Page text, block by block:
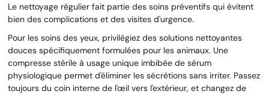
Le nettoyage régulier fait partie des soins préventifs qui évitent
bien des complications et des visites d'urgence.
Pour les soins des yeux, privilégiez des solutions nettoyantes
douces spécifiquement formulées pour les animaux. Une
compresse stérile à usage unique imbibée de sérum
physiologique permet d'éliminer les sécrétions sans irriter. Passez
toujours du coin interne de l'œil vers l'extérieur, et changez de